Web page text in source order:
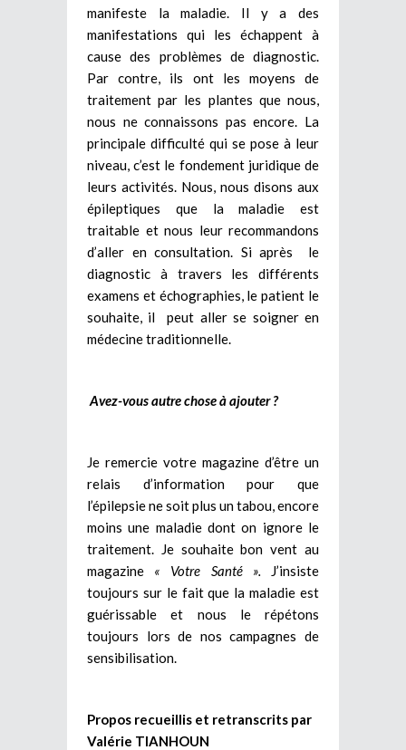
manifeste la maladie. Il y a des
manifestations qui les échappent à
cause des problèmes de diagnostic.
Par contre, ils ont les moyens de
traitement par les plantes que nous,
nous ne connaissons pas encore. La
principale difficulté qui se pose à leur
niveau, c’est le fondement juridique de
leurs activités. Nous, nous disons aux
épileptiques que la maladie est
traitable et nous leur recommandons
d’aller en consultation. Si après le
diagnostic à travers les différents
examens et échographies, le patient le
souhaite, il peut aller se soigner en
médecine traditionnelle.
Avez-vous autre chose à ajouter ?
Je remercie votre magazine d’être un
relais d’information pour que
l’épilepsie ne soit plus un tabou, encore
moins une maladie dont on ignore le
traitement. Je souhaite bon vent au
magazine « Votre Santé ».
J’insiste
toujours sur le fait que la maladie est
guérissable et nous le répétons
toujours lors de nos campagnes de
sensibilisation.
Propos recueillis et retranscrits par
Valérie TIANHOUN